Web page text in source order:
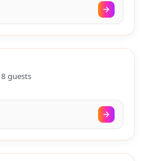
09. aug.–25. sep.
8 guests
27. aug.–29. aug.